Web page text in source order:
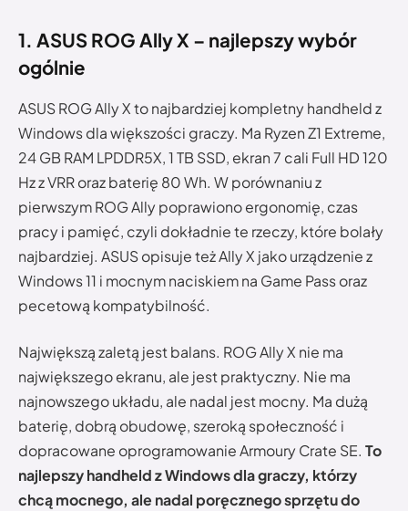
1. ASUS ROG Ally X – najlepszy wybór
ogólnie
ASUS ROG Ally X to najbardziej kompletny handheld z
Windows dla większości graczy. Ma Ryzen Z1 Extreme,
24 GB RAM LPDDR5X, 1 TB SSD, ekran 7 cali Full HD 120
Hz z VRR oraz baterię 80 Wh. W porównaniu z
pierwszym ROG Ally poprawiono ergonomię, czas
pracy i pamięć, czyli dokładnie te rzeczy, które bolały
najbardziej. ASUS opisuje też Ally X jako urządzenie z
Windows 11 i mocnym naciskiem na Game Pass oraz
pecetową kompatybilność.
Największą zaletą jest balans. ROG Ally X nie ma
największego ekranu, ale jest praktyczny. Nie ma
najnowszego układu, ale nadal jest mocny. Ma dużą
baterię, dobrą obudowę, szeroką społeczność i
dopracowane oprogramowanie Armoury Crate SE. To
najlepszy handheld z Windows dla graczy, którzy
chcą mocnego, ale nadal poręcznego sprzętu do